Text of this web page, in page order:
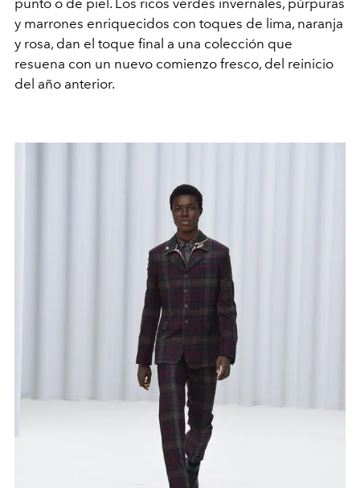
y marrones enriquecidos con toques de lima, naranja
y rosa, dan el toque final a una colección que
resuena con un nuevo comienzo fresco, del reinicio
del año anterior.